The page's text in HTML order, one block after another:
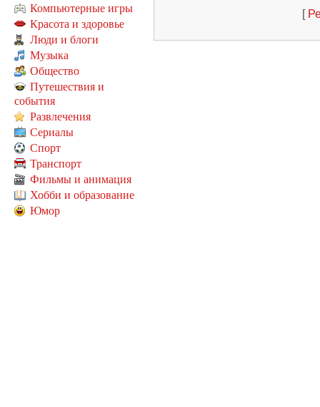
Компьютерные игры
Красота и здоровье
Люди и блоги
Музыка
Общество
Путешествия и
события
Развлечения
Сериалы
Спорт
Транспорт
Фильмы и анимация
Хобби и образование
Юмор
[